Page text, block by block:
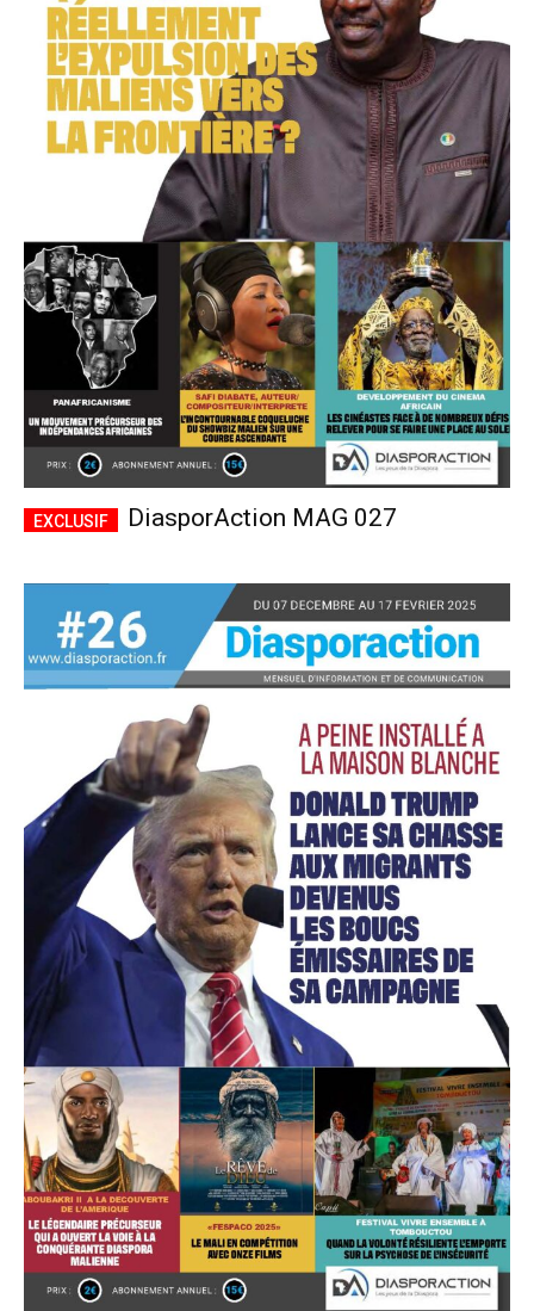
Plans d'abonnement
Accès gratuit
Gratuit /accès limité
Quelques articles
Annonces
Tous les articles
Le magazine
CHOISIR LE FORFAIT
DiasporAction MAG 027